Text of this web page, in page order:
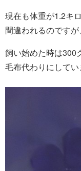
現在も体重が1.2キ
間違われるのですが
飼い始めた時は300
毛布代わりにしてい